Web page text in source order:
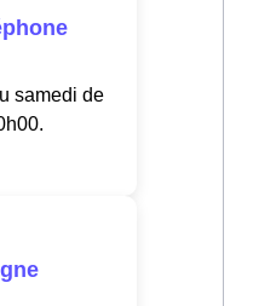
samedi de